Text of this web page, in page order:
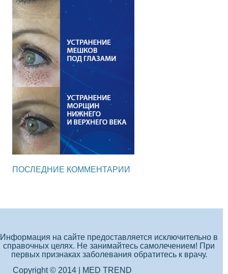
ПОСЛЕДНИЕ КОММЕНТАРИИ
Информация на сайте предоставляется исключительно в
справочных целях. Не занимайтесь самолечением! При
первых признаках заболевания обратитесь к врачу.
Copyright © 2014 | MED TREND